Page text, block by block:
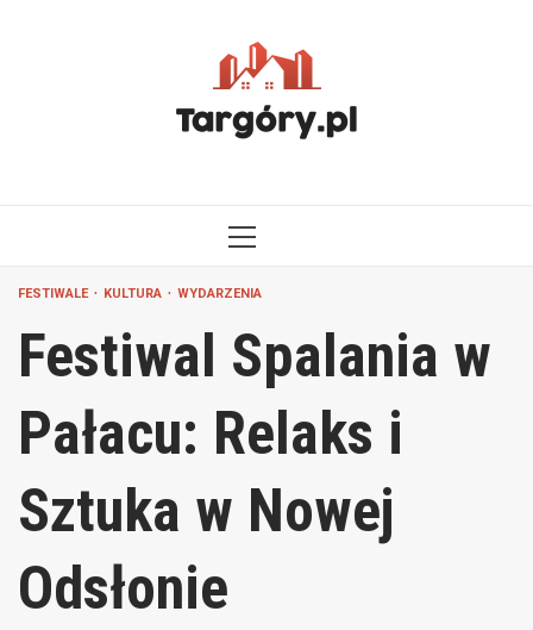
MENU
FESTIWALE KULTURA WYDARZENIA
Festiwal Spalania w
Pałacu: Relaks i
Sztuka w Nowej
Odsłonie